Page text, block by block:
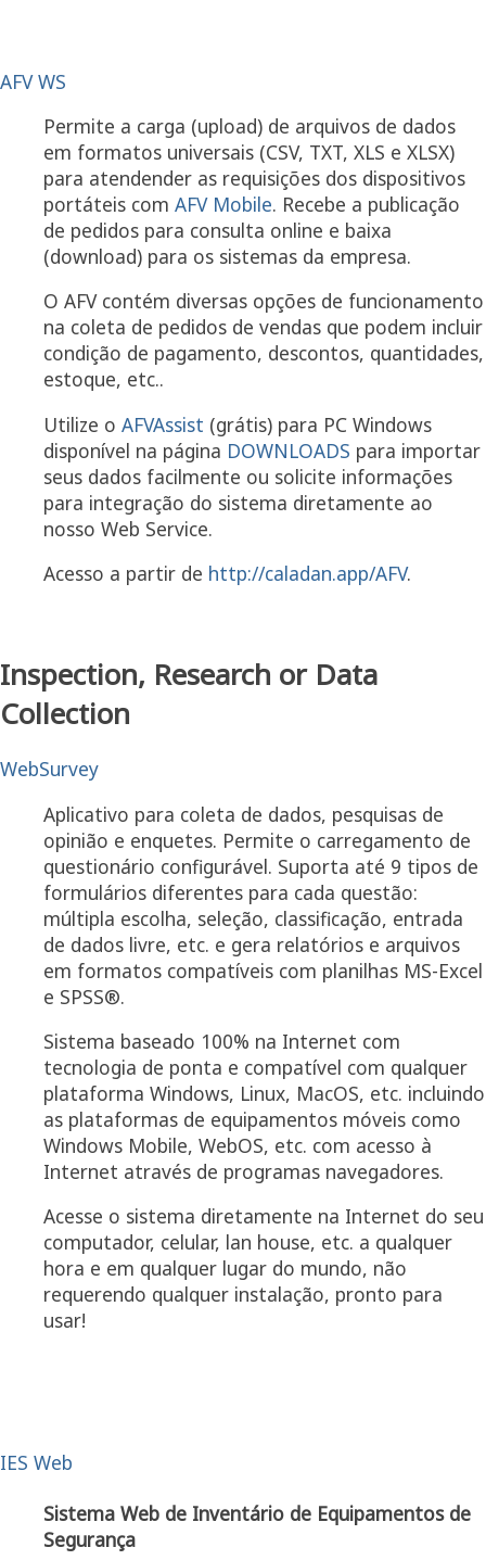
AFV WS
Permite a carga (upload) de arquivos de dados
em formatos universais (CSV, TXT, XLS e XLSX)
para atendender as requisições dos dispositivos
portáteis com AFV Mobile. Recebe a publicação
de pedidos para consulta online e baixa
(download) para os sistemas da empresa.
O AFV contém diversas opções de funcionamento
na coleta de pedidos de vendas que podem incluir
condição de pagamento, descontos, quantidades,
estoque, etc..
Utilize o AFVAssist (grátis) para PC Windows
disponível na página DOWNLOADS para importar
seus dados facilmente ou solicite informações
para integração do sistema diretamente ao
nosso Web Service.
Acesso a partir de http://caladan.app/AFV.
Inspection, Research or Data
Collection
WebSurvey
Aplicativo para coleta de dados, pesquisas de
opinião e enquetes. Permite o carregamento de
questionário configurável. Suporta até 9 tipos de
formulários diferentes para cada questão:
múltipla escolha, seleção, classificação, entrada
de dados livre, etc. e gera relatórios e arquivos
em formatos compatíveis com planilhas MS-Excel
e SPSS®.
Sistema baseado 100% na Internet com
tecnologia de ponta e compatível com qualquer
plataforma Windows, Linux, MacOS, etc. incluindo
as plataformas de equipamentos móveis como
Windows Mobile, WebOS, etc. com acesso à
Internet através de programas navegadores.
Acesse o sistema diretamente na Internet do seu
computador, celular, lan house, etc. a qualquer
hora e em qualquer lugar do mundo, não
requerendo qualquer instalação, pronto para
usar!
IES Web
Sistema Web de Inventário de Equipamentos de
Segurança